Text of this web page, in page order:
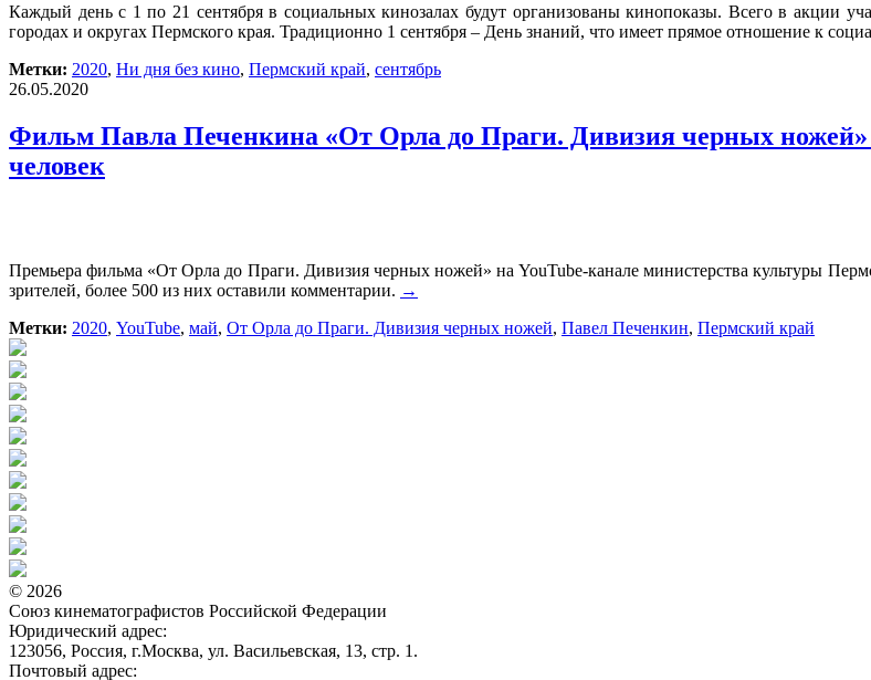
Каждый день с 1 по 21 сентября в социальных кинозалах будут организованы кинопоказы. Всего в акции
городах и округах Пермского края. Традиционно 1 сентября – День знаний, что имеет прямое отношение к
Метки: 2020, Ни дня без кино, Пермский край, сентябрь
26.05.2020
Фильм Павла Печенкина «От Орла до Праги. Дивизия черных ножей»
человек
Премьера фильма «От Орла до Праги. Дивизия черных ножей» на YouTube-канале министерства культуры
зрителей, более 500 из них оставили комментарии. →
Метки: 2020, YouTube, май, От Орла до Праги. Дивизия черных ножей, Павел Печенкин, Пермский край
© 2026
Союз кинематографистов Российской Федерации
Юридический адрес:
123056, Россия, г.Москва, ул. Васильевская, 13, стр. 1.
Почтовый адрес: